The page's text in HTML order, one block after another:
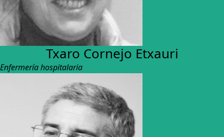
Txaro Cornejo Etxauri
Enfermería hospitalaria